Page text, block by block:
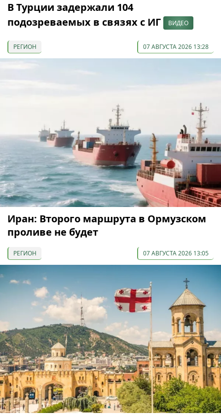
В Турции задержали 104
подозреваемых в связях с ИГ
ВИДЕО
РЕГИОН 07 АВГУСТА 2026 13:28
Иран: Второго маршрута в Ормузском
проливе не будет
РЕГИОН 07 АВГУСТА 2026 13:05